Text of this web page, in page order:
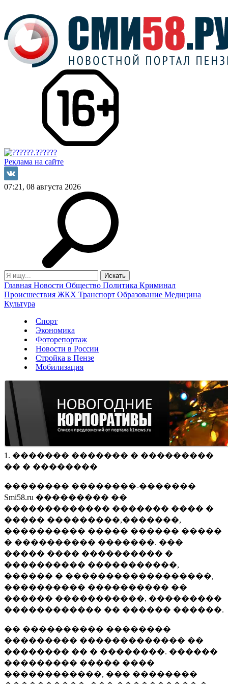
Реклама на сайте
07:21, 08 августа 2026
Главная Новости Общество Политика Криминал
Происшествия ЖКХ Транспорт Образование Медицина
Культура
Спорт
Экономика
Фоторепортаж
Новости в России
Стройка в Пензе
Мобилизация
1. ������� ������� � ���������
�� � ��������
�������� ��������-�������
Smi58.ru ��������� ��
������������� ������� ���� �
����� ���������,�������,
���������� ����� ������ �����
� ���������� �������. ���
����� ���� ���������� �
���������� �����������,
������ � ������������������,
���������� ���������� ��
������ �����������, ���������
������������ �� ������ ������.
�� ���������� ��������
��������� ������������� ��
�������� �� � ��������. ������
��������� ����� ����
������������, ��� ��������